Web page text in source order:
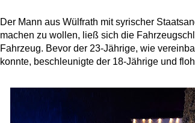
Der Mann aus Wülfrath mit syrischer
machen zu wollen, ließ sich die
Fahrzeug. Bevor der 23-Jährige, wie
konnte, beschleunigte der 18-Jährige und